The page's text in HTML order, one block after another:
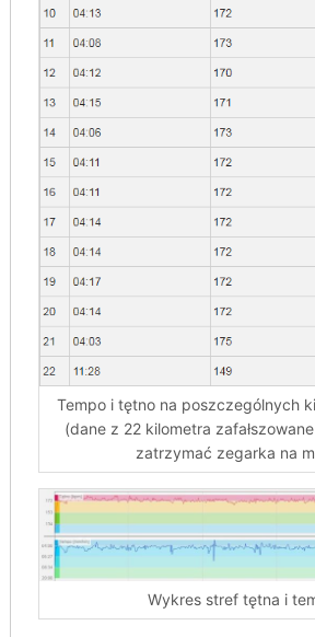
Tempo i tętno na poszczególnych
(dane z 22 kilometra
zatrzymać zegarka na
Wykres stref tętna i